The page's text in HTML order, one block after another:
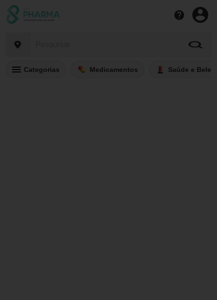
Categorias Medicamentos Saúde e